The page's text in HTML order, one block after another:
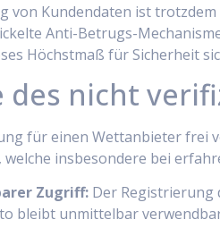
von Kundendaten ist
Anti-Betrugs-
Höchstmaß für Sicherheit
des nicht
für einen Wettanbieter
welche insbesondere bei
Zugriff: Der Registrierung
bleibt unmittelbar